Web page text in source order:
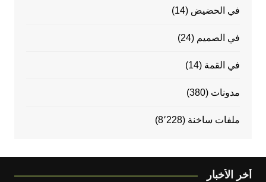
في الحضيض (14)
في الصميم (24)
في القمة (14)
مدونات (380)
ملفات ساخنة (8٬228)
أخر الأخبار